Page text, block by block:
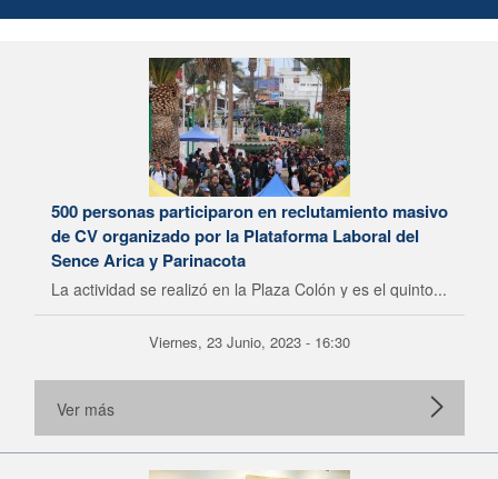
500 personas participaron en reclutamiento masivo
de CV organizado por la Plataforma Laboral del
Sence Arica y Parinacota
La actividad se realizó en la Plaza Colón y es el quinto...
Viernes, 23 Junio, 2023 - 16:30
Ver más